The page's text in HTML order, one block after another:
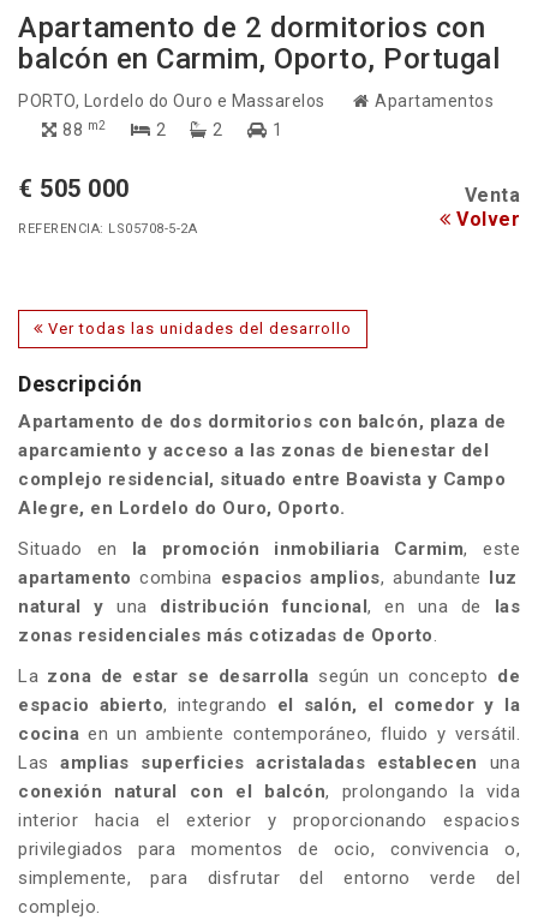
Apartamento de 2 dormitorios con
balcón en Carmim, Oporto, Portugal
PORTO, Lordelo do Ouro e Massarelos
Apartamentos
88 m2 2 2 1
€ 505 000 Venta
REFERENCIA: LS05708-5-2A Volver
Ver todas las unidades del desarrollo
Descripción
Apartamento de dos dormitorios con balcón, plaza de
aparcamiento y acceso a las zonas de bienestar del
complejo residencial, situado entre Boavista y Campo
Alegre, en Lordelo do Ouro, Oporto.
Situado en
la promoción inmobiliaria Carmim, este
apartamento combina espacios amplios, abundante
luz
natural yuna distribución funcional, en una de
las
zonas residenciales más cotizadas de Oporto.
La zona de estar se desarrolla según un concepto de
espacio abierto, integrando el salón, el comedor y la
cocina en un ambiente contemporáneo, fluido y versátil.
Las amplias superficies acristaladas establecen una
conexión natural con el balcón, prolongando la vida
interior hacia el exterior y proporcionando espacios
privilegiados para momentos de ocio, convivencia o,
simplemente, para disfrutar del entorno verde del
complejo.